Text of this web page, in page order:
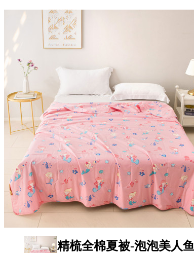
精梳全棉夏被-泡泡美人鱼